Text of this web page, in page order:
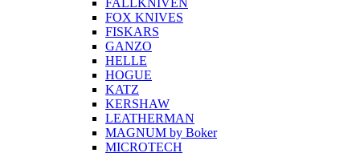
FALLKNIVEN
FOX KNIVES
FISKARS
GANZO
HELLE
HOGUE
KATZ
KERSHAW
LEATHERMAN
MAGNUM by Boker
MICROTECH